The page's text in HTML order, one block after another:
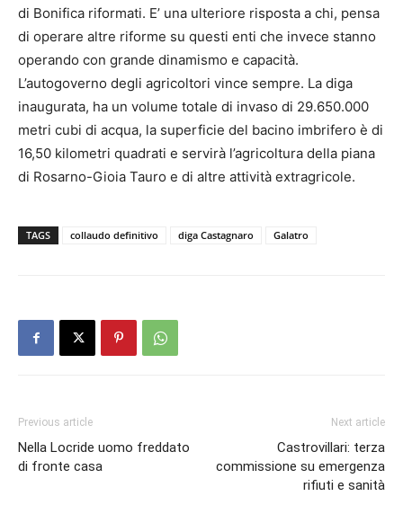
di Bonifica riformati. E’ una ulteriore risposta a chi, pensa
di operare altre riforme su questi enti che invece stanno
operando con grande dinamismo e capacità.
L’autogoverno degli agricoltori vince sempre. La diga
inaugurata, ha un volume totale di invaso di 29.650.000
metri cubi di acqua, la superficie del bacino imbrifero è di
16,50 kilometri quadrati e servirà l’agricoltura della piana
di Rosarno-Gioia Tauro e di altre attività extragricole.
TAGS collaudo definitivo diga Castagnaro Galatro
Previous article
Nella Locride uomo freddato
di fronte casa
Next article
Castrovillari: terza
commissione su emergenza
rifiuti e sanità